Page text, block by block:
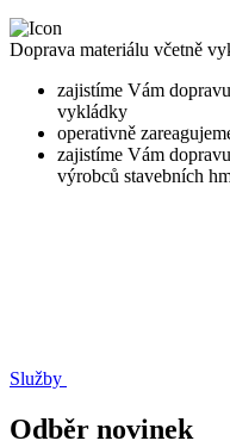
Doprava materiálu včetně
zajistíme Vám
vykládky
operativně
zajistíme Vám
výrobců stavebních
Služby
Odběr novinek